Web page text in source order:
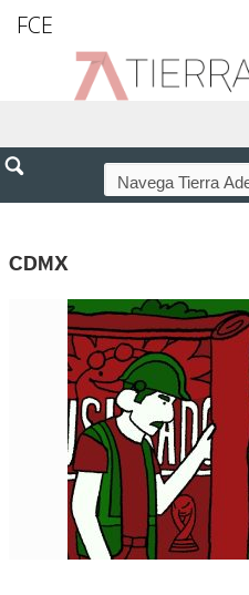
FCE
CDMX